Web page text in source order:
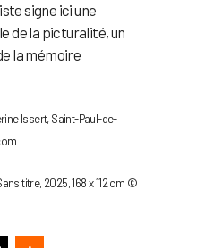
signe ici une
de la picturalité, un
la mémoire
Issert, Saint-Paul-de-
titre, 2025, 168 x 112 cm ©